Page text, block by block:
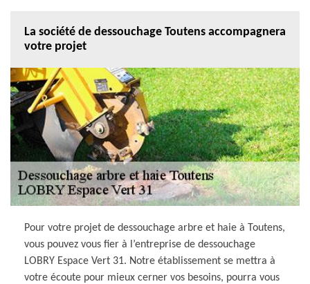
La société de dessouchage Toutens accompagnera
votre projet
Pour votre projet de dessouchage arbre et haie à Toutens,
vous pouvez vous fier à l’entreprise de dessouchage
LOBRY Espace Vert 31. Notre établissement se mettra à
votre écoute pour mieux cerner vos besoins, pourra vous